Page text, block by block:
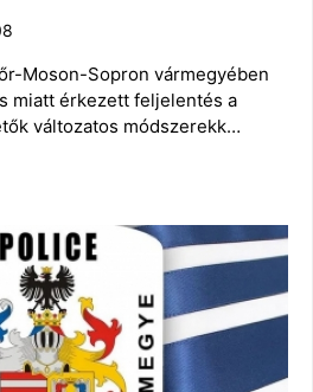
Moson-Sopron vármegyében
miatt érkezett feljelentés a
változatos módszerekk…